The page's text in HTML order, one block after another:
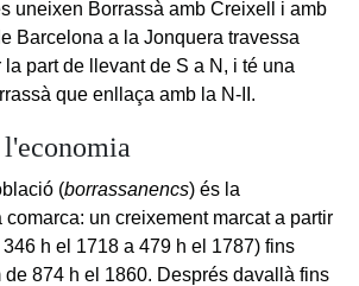
uneixen Borrassà amb Creixell i amb
Barcelona a la Jonquera travessa
part de llevant de S a N, i té una
que enllaça amb la N-II.
(borrassanencs) és la
un creixement marcat a partir
h el 1718 a 479 h el 1787) fins
de 874 h el 1860. Després davallà fins